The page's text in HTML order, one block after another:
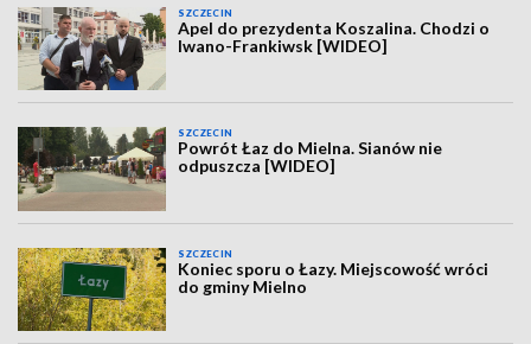
SZCZECIN
Apel do prezydenta Koszalina. Chodzi o
Iwano-Frankiwsk [WIDEO]
SZCZECIN
Powrót Łaz do Mielna. Sianów nie
odpuszcza [WIDEO]
SZCZECIN
Koniec sporu o Łazy. Miejscowość wróci
do gminy Mielno